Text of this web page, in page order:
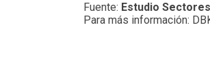
Fuente: Estudio
Para más información: